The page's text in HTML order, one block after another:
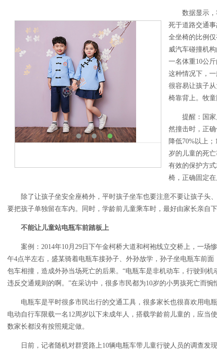
数据显示
死于道路交通
全坐椅的比例
威汽车碰撞机
一名体重10公
这种情况下，
很容易让孩子
椅靠背上。牧
提醒：国
然撞击时，正
降低70%以上
岁的儿童的死
有效的保护方
椅，正确固定
除了让孩子坐安全座椅外，平时孩子坐车也要注意不要让孩子头
要把孩子单独留在车内。同时，学龄前儿童乘车时，最好由家长亲自
不能让儿童站电瓶车前踏板上
案例：2014年10月29日下午金柯桥大道和柯袍线立交桥上，一场
午4点半左右，盛某骑着电瓶车接孙子、外孙放学，孙子坐电瓶车前
包车相撞，造成外孙当场死亡的后果。“电瓶车是非机动车，行驶到
违反交通规则的啊。”在采访中，很多市民都为10岁的小男孩死亡而惋
电瓶车是平时很多市民出行的交通工具，很多家长也很喜欢用电
电动自行车限载一名12周岁以下未成年人，搭载学龄前儿童的，应当
数家长都没有按照规定做。
日前，记者随机对群贤路上10辆电瓶车带儿童行驶人员的调查发